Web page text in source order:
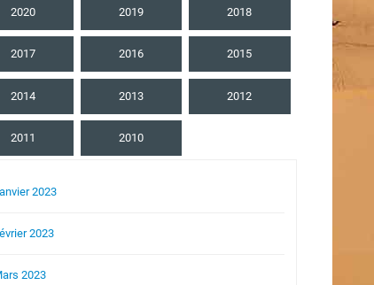
2020 2019 2018
2017 2016 2015
2014 2013 2012
2011 2010
2023
2023
2023